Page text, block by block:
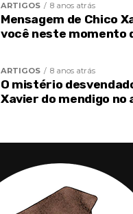
ARTIGOS 8 anos atrás
Mensagem de Chico
você neste momento
ARTIGOS 8 anos atrás
O mistério
Xavier do mendigo no